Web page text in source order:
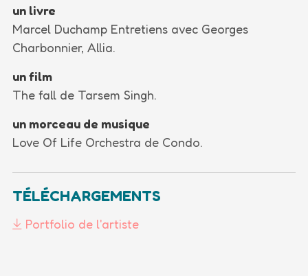
un livre
Marcel Duchamp Entretiens avec Georges
Charbonnier, Allia.
un film
The fall de Tarsem Singh.
un morceau de musique
Love Of Life Orchestra de Condo.
TÉLÉCHARGEMENTS
Portfolio de l'artiste